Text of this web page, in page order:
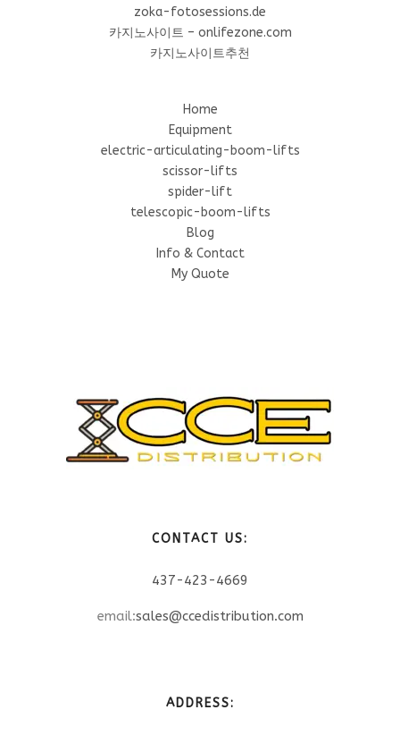
zoka-fotosessions.de
카지노사이트 – onlifezone.com
카지노사이트추천
Home
Equipment
electric-articulating-boom-lifts
scissor-lifts
spider-lift
telescopic-boom-lifts
Blog
Info & Contact
My Quote
CONTACT US:
437-423-4669
email:sales@ccedistribution.com
ADDRESS: